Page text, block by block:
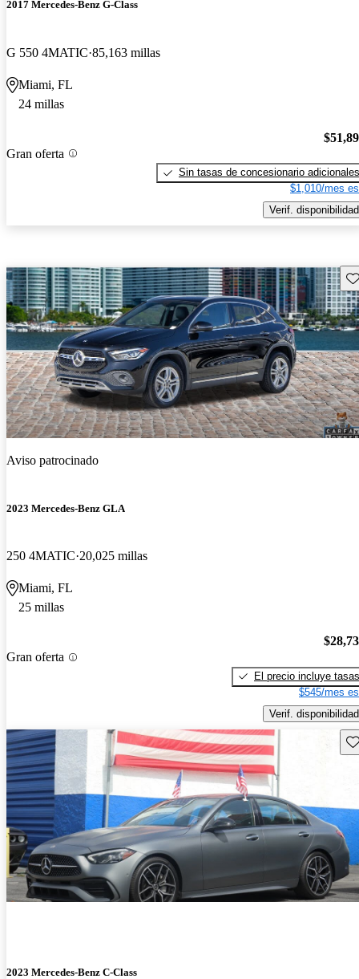
2017 Mercedes-Benz G-Class
G 550 4MATIC 85,163 millas
Miami, FL
24 millas
Gran oferta
Sin tasas de concesionario adicionales
$1,010/mes
Verif. disponibilidad
Aviso patrocinado
2023 Mercedes-Benz GLA
250 4MATIC 20,025 millas
Miami, FL
25 millas
Gran oferta
El precio incluye tasas
$545/mes
Verif. disponibilidad
2023 Mercedes-Benz C-Class